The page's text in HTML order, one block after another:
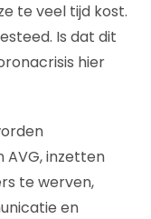
te veel tijd kost.
Is dat dit
hier
AVG, inzetten
te werven,
en